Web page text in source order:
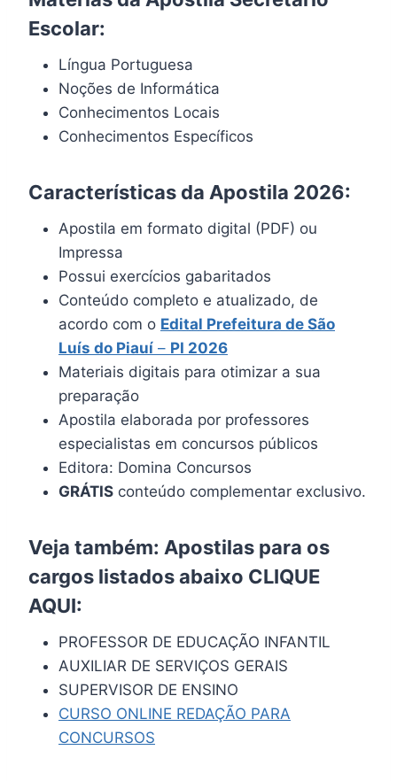
Escolar:
Língua Portuguesa
Noções de Informática
Conhecimentos Locais
Conhecimentos Específicos
Características da Apostila 2026:
Apostila em formato digital (PDF) ou
Impressa
Possui exercícios gabaritados
Conteúdo completo e atualizado, de
acordo com o Edital Prefeitura de São
Luís do Piauí – PI 2026
Materiais digitais para otimizar a sua
preparação
Apostila elaborada por professores
especialistas em concursos públicos
Editora: Domina Concursos
GRÁTIS conteúdo complementar exclusivo.
Veja também: Apostilas para os
cargos listados abaixo CLIQUE
AQUI:
PROFESSOR DE EDUCAÇÃO INFANTIL
AUXILIAR DE SERVIÇOS GERAIS
SUPERVISOR DE ENSINO
CURSO ONLINE REDAÇÃO PARA
CONCURSOS